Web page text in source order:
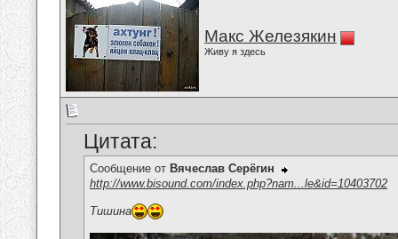
Макс Железякин
Живу я здесь
Цитата:
Сообщение от Вячеслав Серёгин
http://www.bisound.com/index.php?nam...le&id=10403702
Тишина